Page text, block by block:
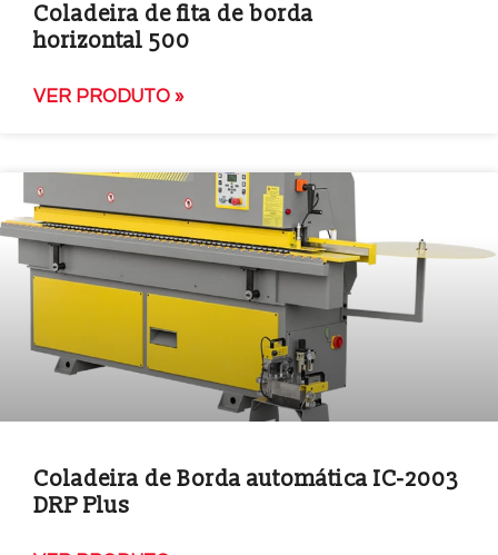
Coladeira de fita de borda
horizontal 500
VER PRODUTO »
Coladeira de Borda automática IC-2003
DRP Plus